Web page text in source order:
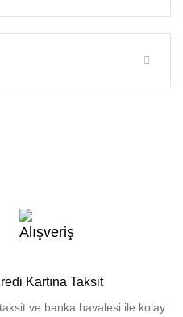
Kartına Taksit
ve banka havalesi ile kolay